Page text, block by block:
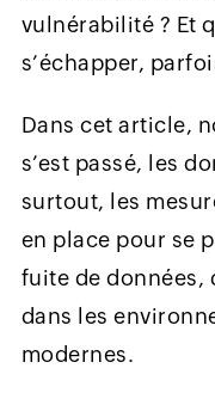
vulnérabilité ? Et
s’échapper,
Dans cet article,
s’est passé, les
surtout, les
en place pour se
fuite de données,
dans les
modernes.